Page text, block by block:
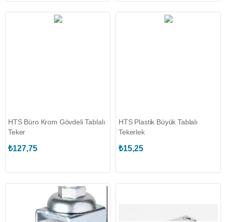
HTS Büro Krom Gövdeli Tablalı
Teker
₺127,75
HTS Plastik Büyük Tablalı
Tekerlek
₺15,25